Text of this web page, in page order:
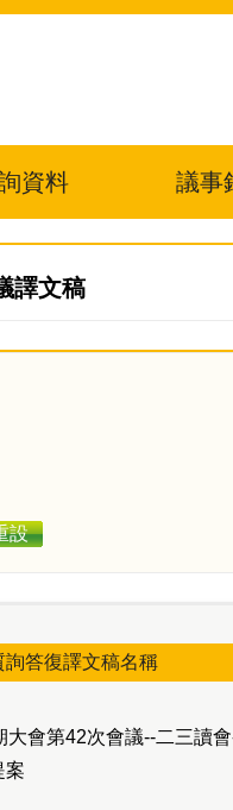
資料 議事
譯文稿
設
詢答復譯文稿名稱
大會第42次會議--二三讀
案